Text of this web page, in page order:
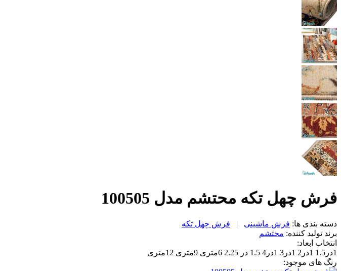
فرش چهل تکه محتشم مدل 100505
دسته بندی ها: فرش ماشینی |
فرش چهل تکه
برند تولید کننده: محتشم
انتخاب ابعاد:
1در1.5
1در2 1در3 1در4 1.5 در 2.25 6متری 9متری
12متری
رنگ های موجود: